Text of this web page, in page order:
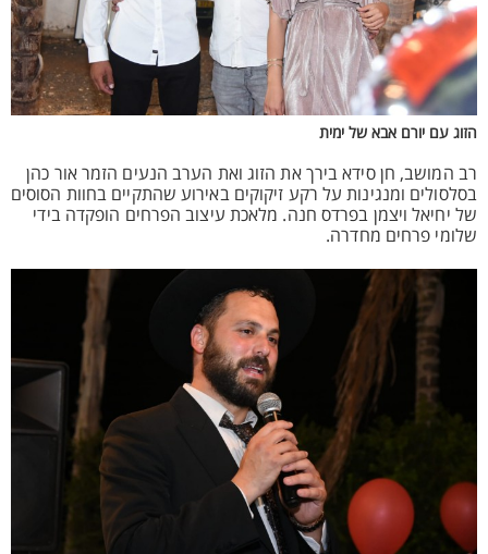
הזוג עם יורם אבא של ימית
רב המושב, חן סידא בירך את הזוג ואת הערב הנעים הזמר אור כהן
בסלסולים ומנגינות על רקע זיקוקים באירוע שהתקיים בחוות הסוסים
של יחיאל ויצמן בפרדס חנה. מלאכת עיצוב הפרחים הופקדה בידי
שלומי פרחים מחדרה.